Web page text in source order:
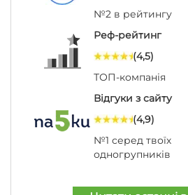
№2 в рейтингу
Реф-рейтинг
(4,5)
ТОП-компанія
Відгуки з сайту
(4,9)
№1 серед твоїх
одногрупників